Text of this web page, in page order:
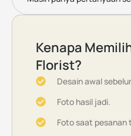
Kenapa
Florist?
Desain awal
Foto hasil jadi.
Foto saat pesanan